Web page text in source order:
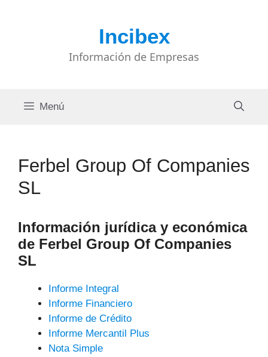
Incibex
Información de Empresas
Menú
Ferbel Group Of Companies
SL
Información jurídica y económica
de Ferbel Group Of Companies
SL
Informe Integral
Informe Financiero
Informe de Crédito
Informe Mercantil Plus
Nota Simple